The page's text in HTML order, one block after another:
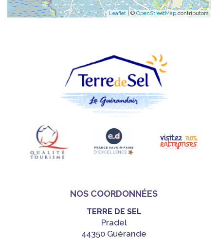
Leaflet | © OpenStreetMapcontributors
NOS COORDONNÉES
TERRE DE SEL
Pradel
44350 Guérande